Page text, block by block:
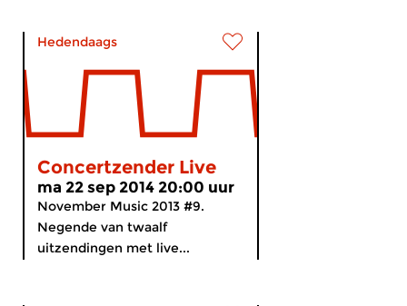
Hedendaags
Concertzender Live
ma 22 sep 2014 20:00 uur
November Music 2013 #9.
Negende van twaalf
uitzendingen met live...